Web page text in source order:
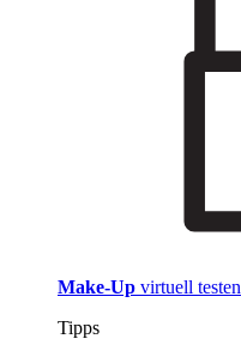
Make-Up virtuell testen
Tipps